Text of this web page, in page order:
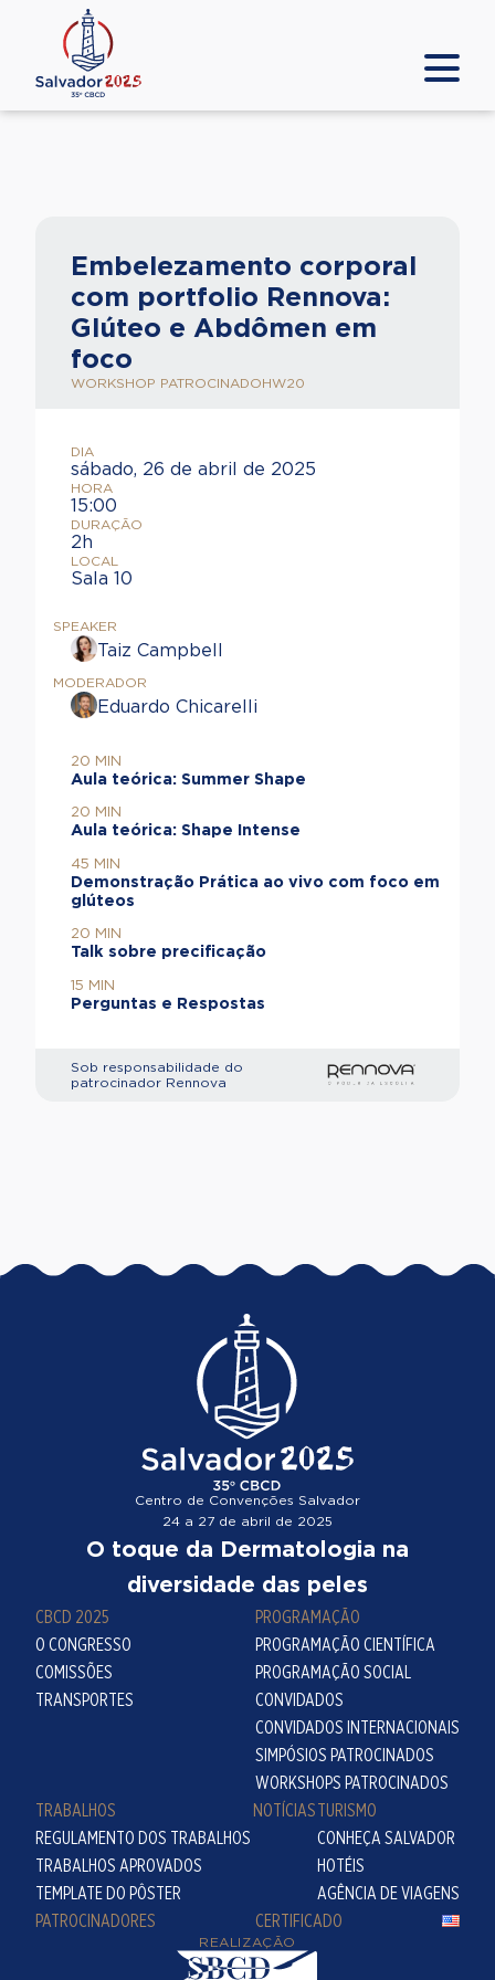
Embelezamento corporal
com portfolio Rennova:
Glúteo e Abdômen em
foco
WORKSHOP PATROCINADOHW20
DIA
sábado, 26 de abril de 2025
HORA
15:00
DURAÇÃO
2h
LOCAL
Sala 10
SPEAKER
Taiz Campbell
MODERADOR
Eduardo Chicarelli
20 MIN
Aula teórica: Summer Shape
20 MIN
Aula teórica: Shape Intense
45 MIN
Demonstração Prática ao vivo com foco em
glúteos
20 MIN
Talk sobre precificação
15 MIN
Perguntas e Respostas
Sob responsabilidade do
patrocinador Rennova
Centro de Convenções Salvador
24 a 27 de abril de 2025
O toque da Dermatologia na
diversidade das peles
CBCD 2025
O CONGRESSO
COMISSÕES
TRANSPORTES
PROGRAMAÇÃO
PROGRAMAÇÃO CIENTÍFICA
PROGRAMAÇÃO SOCIAL
CONVIDADOS
CONVIDADOS INTERNACIONAIS
SIMPÓSIOS PATROCINADOS
WORKSHOPS PATROCINADOS
TRABALHOS
REGULAMENTO DOS TRABALHOS
TRABALHOS APROVADOS
TEMPLATE DO PÔSTER
NOTÍCIASTURISMO
CONHEÇA SALVADOR
HOTÉIS
AGÊNCIA DE VIAGENS
PATROCINADORES
CERTIFICADO
REALIZAÇÃO